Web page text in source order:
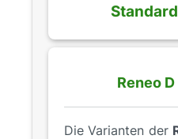
Reneo
Die Varianten der